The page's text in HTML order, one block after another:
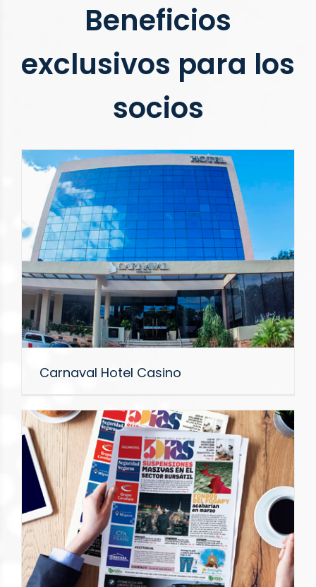
Beneficios
exclusivos para los
socios
Carnaval Hotel Casino